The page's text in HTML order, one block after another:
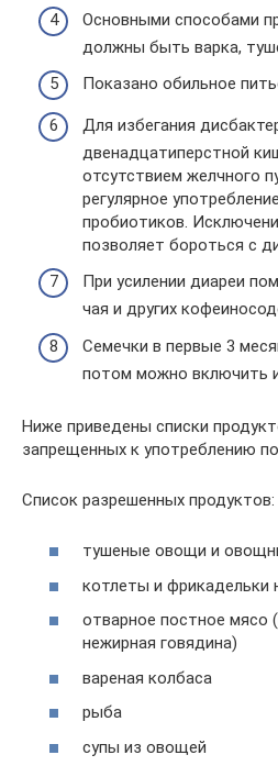
Основными способами
должны быть варка,
Показано обильное
Для избегания
двенадцатиперстной
отсутствием желчного
регулярное
пробиотиков.
позволяет бороться с
При усилении диареи
чая и других
Семечки в первые 3
потом можно включить
Ниже приведены списки
запрещенных к употреблению
Список разрешенных продуктов:
тушеные овощи и
котлеты и фрикадельки
отварное постное мясо
нежирная говядина)
вареная колбаса
рыба
супы из овощей